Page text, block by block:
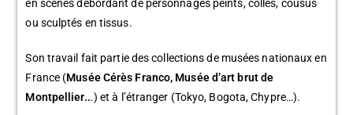
en scènes débordant de personnages peints, collés, cousus
ou sculptés en tissus.
Son travail fait partie des collections de musées nationaux en
France (Musée Cérès Franco, Musée d’art brut de
Montpellier...) et à l’étranger (Tokyo, Bogota, Chypre…).